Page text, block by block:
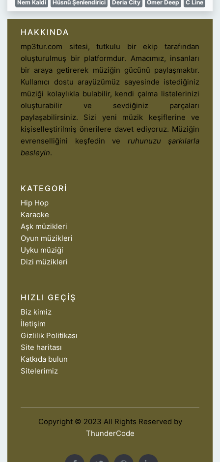
Nem Kaldi
Hüsnü Şenlendirici Deria City Ömer Deep C Line
HAKKINDA
mp3tur.com sitesi, tutkulu bir ekip tarafından
oluşturulmuş bir platformdur. Amacımız, insanları
bir araya getirerek müziğin gücünü paylaşmaktır.
Kullanıcı dostu arayüzümüz sayesinde istediğiniz
müziği kolaylıkla bulabilir, kendi çalma listelerinizi
oluşturabilir ve sevdiğiniz parçaları
paylaşabilirsiniz. Sizi yeni müzik keşiflerine ve
kişiselleştirilmiş önerilere davet ediyoruz. Müziğin
evrenselliğini keşfedin ve ruhunuzu şarkılarla
besleyin.
KATEGORI
Hip Hop
Karaoke
Aşk müzikleri
Oyun müzikleri
Uyku müziği
Dizi müzikleri
HIZLI GEÇIŞ
Biz kimiz
İletişim
Gizlilik Politikası
Site haritası
Katkıda bulun
Sitelerimiz
Copyright © 2023 All Rights Reserved by
ThunderCode